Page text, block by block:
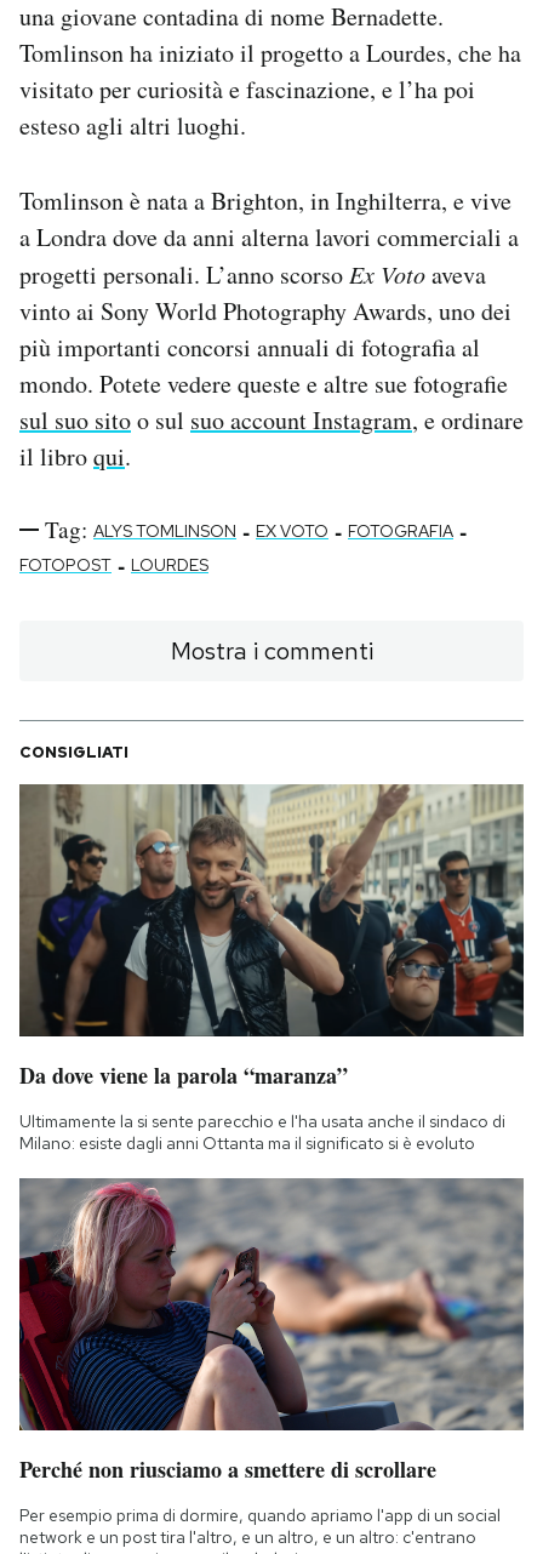
una giovane contadina di nome Bernadette.
Tomlinson ha iniziato il progetto a Lourdes, che ha
visitato per curiosità e fascinazione, e l’ha poi
esteso agli altri luoghi.
Tomlinson è nata a Brighton, in Inghilterra, e vive
a Londra dove da anni alterna lavori commerciali a
progetti personali. L’anno scorso Ex Votoaveva
vinto ai Sony World Photography Awards, uno dei
più importanti concorsi annuali di fotografia al
mondo. Potete vedere queste e altre sue fotografie
sul suo sitoo sul suo account Instagram, e ordinare
il libroqui.
Tag: ALYS TOMLINSON - EX VOTO - FOTOGRAFIA -
FOTOPOST - LOURDES
Mostra i commenti
CONSIGLIATI
Da dove viene la parola “maranza”
Ultimamente la si sente parecchio e l'ha usata anche il sindaco di
Milano: esiste dagli anni Ottanta ma il significato si è evoluto
Perché non riusciamo a smettere di scrollare
Per esempio prima di dormire, quando apriamo l'app di un social
network e un post tira l'altro, e un altro, e un altro: c'entrano